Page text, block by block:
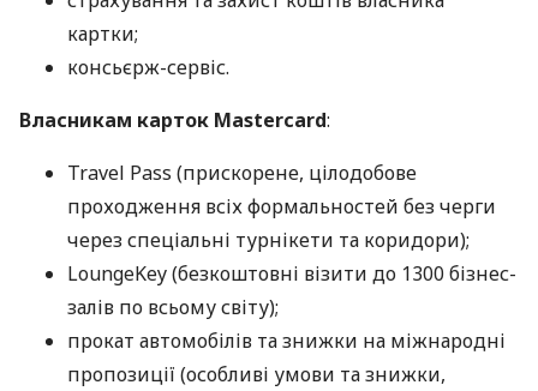
картки;
консьєрж-сервіс.
Власникам карток Mastercard:
Travel Pass (прискорене, цілодобове
проходження всіх формальностей без черги
через спеціальні турнікети та коридори);
LoungeKey (безкоштовні візити до 1300 бізнес-
залів по всьому світу);
прокат автомобілів та знижки на міжнародні
пропозиції (особливі умови та знижки,